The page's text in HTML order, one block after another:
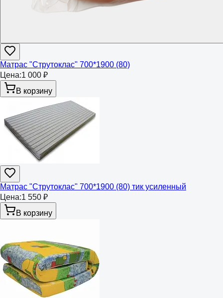
Матрас "Струтоклас" 700*1900 (80)
Цена:1 000 ₽
В корзину
Матрас "Струтоклас" 700*1900 (80) тик усиленный
Цена:1 550 ₽
В корзину